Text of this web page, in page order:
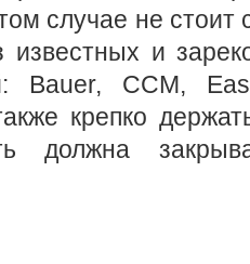
случае не стоит
известных и
Bauer, CCM,
крепко
должна